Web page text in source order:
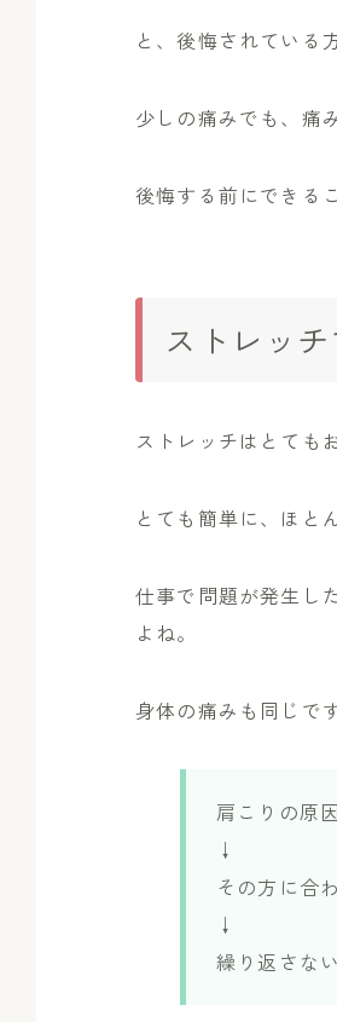
と、後悔されている
少しの痛みでも、痛
後悔する前にできる
ストレッ
ストレッチはとても
とても簡単に、ほ
仕事で問題が発生し
よね。
身体の痛みも同じで
肩こりの原
↓
その方に合
↓
繰り返さな